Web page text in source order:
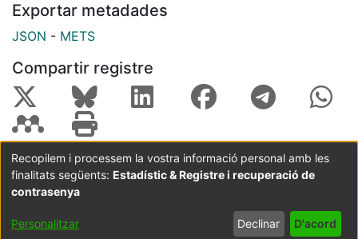
Exportar metadades
JSON - METS
Compartir registre
Coordinació:CRAI UB Avís legal
Metadades
subjectes a:
Configuració
de cookies
privadesa
Recopilem i processem la vostra informació personal amb les
finalitats següents: Estadístic & Registre i recuperació de
contrasenya
Personalitzar Declinar D'acord